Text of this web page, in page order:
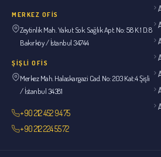
MERKEZ OFİS
Zeytinlik Mah. Yakut Sok. Sağlık Apt. No: 58 K:1 D:8
Bakırköy / İstanbul 34744
ŞİŞLİ OFİS
Merkez Mah. Halaskargazi Cad. No: 203 Kat:4 Şişli
/ İstanbul 34381
+90 212 452 94 75
+90 212 224 55 72